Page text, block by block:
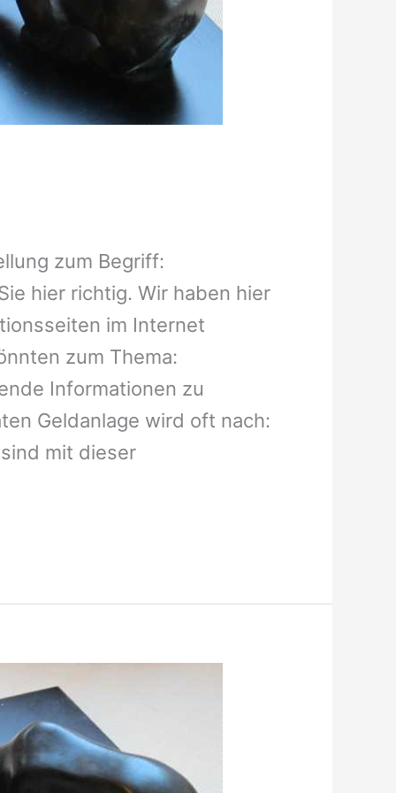
zum Begriff:
hier richtig. Wir haben hier
im Internet
zum Thema:
Informationen zu
Geldanlage wird oft nach:
mit dieser